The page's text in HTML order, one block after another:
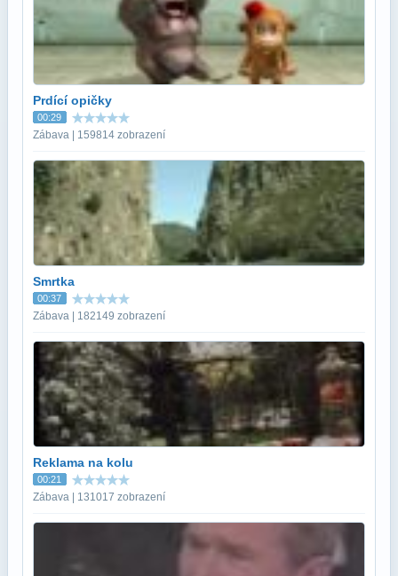
Prdící opičky
00:29
Zábava | 159814 zobrazení
Smrtka
00:37
Zábava | 182149 zobrazení
Reklama na kolu
00:21
Zábava | 131017 zobrazení